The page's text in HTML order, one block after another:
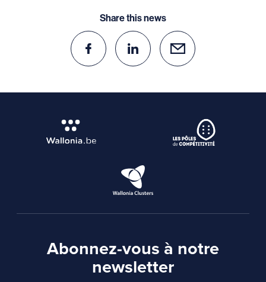
Share this news
Abonnez-vous à notre
newsletter